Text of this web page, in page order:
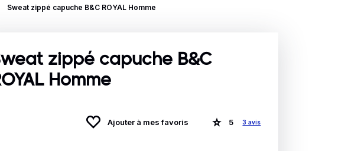
ÉCORESPONSABLE
Made in Europe
Fabriqué en France
Nos marques
Sweat zippé capuche B&C ROYAL Homme
zippé capuche B&C
Homme
Ajouter à mes favoris 5 3 avis